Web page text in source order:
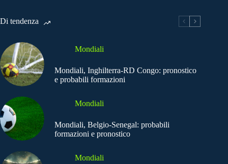
Di tendenza
Mondiali
Mondiali, Inghilterra-RD Congo: pronostico
e probabili formazioni
Mondiali
Mondiali, Belgio-Senegal: probabili
formazioni e pronostico
Mondiali